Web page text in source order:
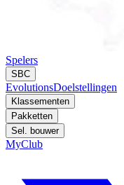
Spelers
SBC
EvolutionsDoelstellingen
Klassementen
Pakketten
Sel. bouwer
MyClub